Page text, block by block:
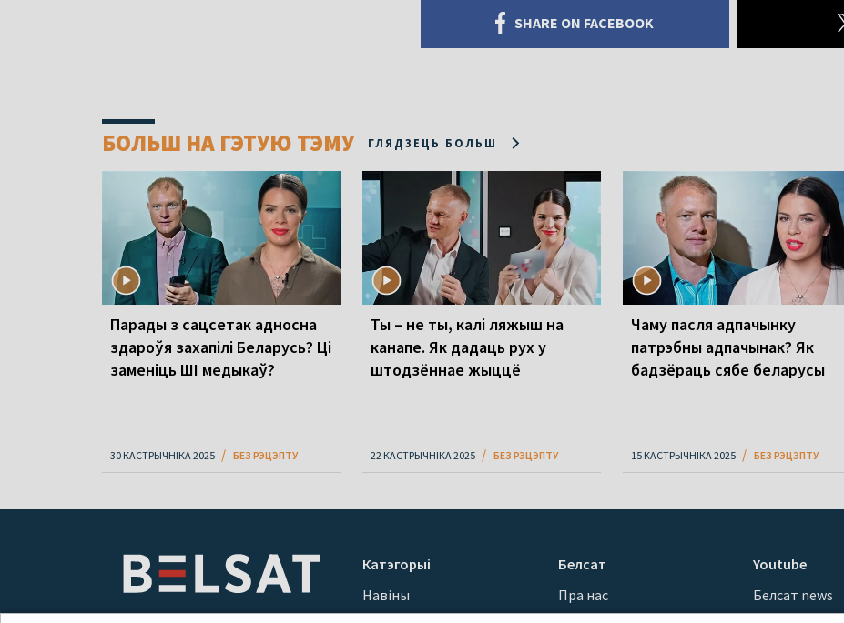
SHARE ON FACEBOOK
БОЛЬШ НА ГЭТУЮ ТЭМУ ГЛЯДЗЕЦЬ БОЛЬШ
Парады з сацсетак адносна
здароўя захапілі Беларусь? Ці
заменіць ШІ медыкаў?
30 КАСТРЫЧНІКА 2025 БЕЗ РЭЦЭПТУ
Ты – не ты, калі ляжыш на
канапе. Як дадаць рух у
штодзённае жыццё
22 КАСТРЫЧНІКА 2025 БЕЗ РЭЦЭПТУ
Чаму пасля адпачынку
патрэбны адпачынак? Як
бадзёраць сябе беларусы
15 КАСТРЫЧНІКА 2025 БЕЗ РЭЦЭПТУ
Катэгорыі
Навіны
Вайна
Белсат
Пра нас
Кантакты
Youtube
Белсат news
Белсат Shorts